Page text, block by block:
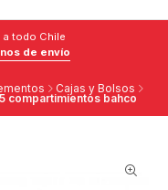
todo Chile
de envío
Cajas y Bolsos
compartimientos bahco